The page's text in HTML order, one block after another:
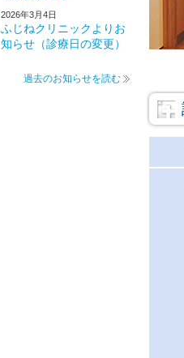
2026年3月4日
ふじねクリニックよりお
知らせ（診療日の変更）
過去のお知らせを読む